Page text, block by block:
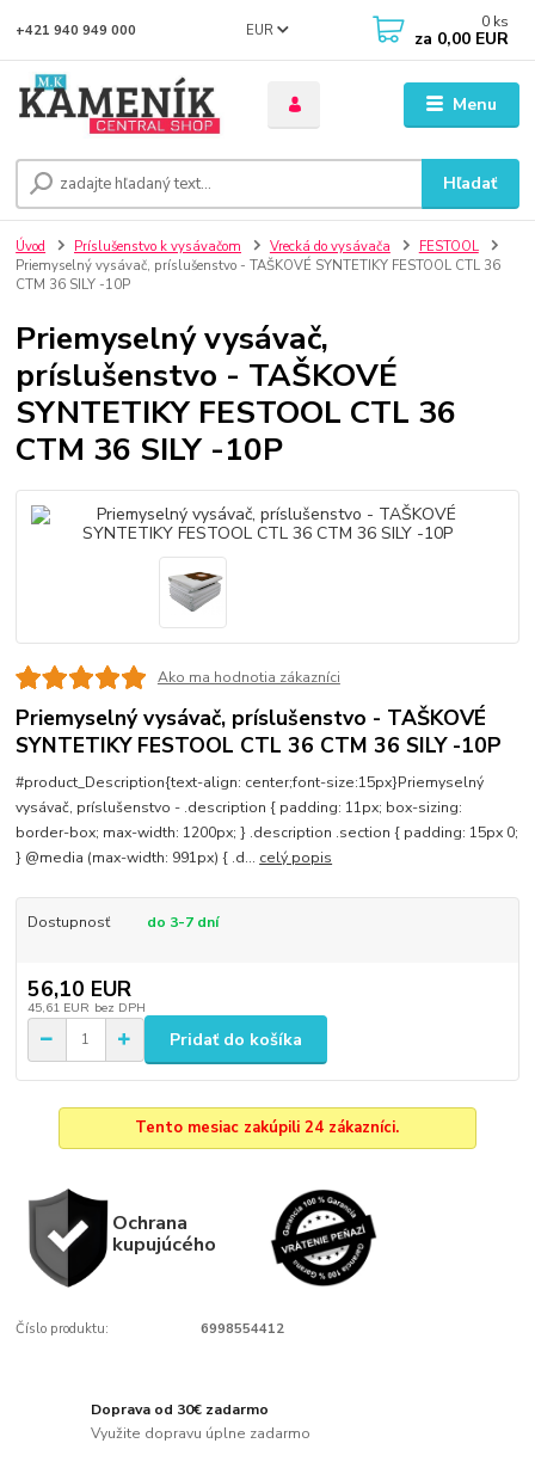
Menu
EUR
Hľadať
+421 940 949 000 0 ks
za 0,00 EUR
Úvod Príslušenstvo k vysávačom Vrecká do vysávača
FESTOOL
Priemyselný vysávač, príslušenstvo - TAŠKOVÉ SYNTETIKY FESTOOL CTL 36
CTM 36 SILY -10P
Priemyselný vysávač,
príslušenstvo - TAŠKOVÉ
SYNTETIKY FESTOOL CTL 36
CTM 36 SILY -10P
Ako ma hodnotia zákazníci
Priemyselný vysávač, príslušenstvo - TAŠKOVÉ
SYNTETIKY FESTOOL CTL 36 CTM 36 SILY -10P
#product_Description{text-align: center;font-size:15px}Priemyselný
vysávač, príslušenstvo - .description { padding: 11px; box-sizing:
border-box; max-width: 1200px; } .description .section { padding: 15px 0;
} @media (max-width: 991px) { .d... celý popis
Dostupnosť do 3-7 dní
56,10 EUR
45,61 EUR bez DPH
Pridať do košíka
Tento mesiac zakúpili 24 zákazníci.
Ochrana
kupujúcého
Číslo produktu: 6998554412
Doprava od 30€ zadarmo
Využite dopravu úplne zadarmo